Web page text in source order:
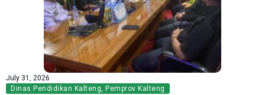
July 31, 2026
Dinas Pendidikan Kalteng Pemprov Kalteng